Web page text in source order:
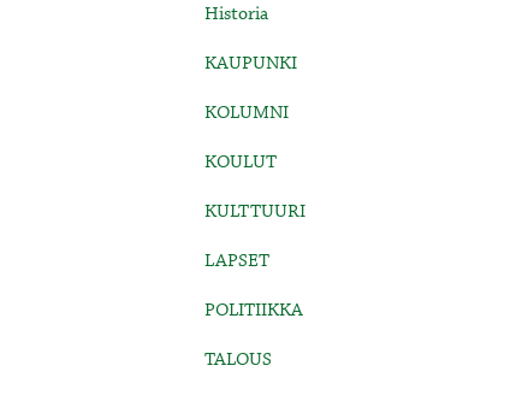
Historia
KAUPUNKI
KOLUMNI
KOULUT
KULTTUURI
LAPSET
POLITIIKKA
TALOUS